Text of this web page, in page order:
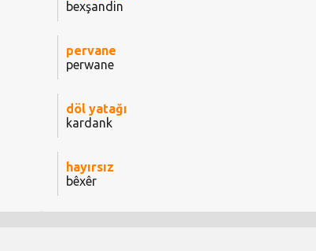
bexşandin
pervane
perwane
döl yatağı
kardank
hayırsız
bêxêr